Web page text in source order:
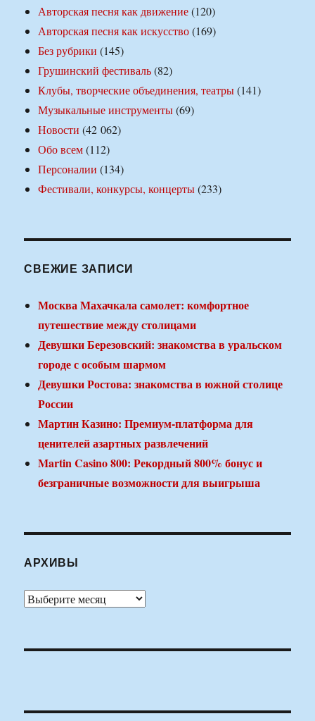
Авторская песня как движение(120)
Авторская песня как искусство(169)
Без рубрики (145)
Грушинский фестиваль(82)
Клубы, творческие объединения, театры(141)
Музыкальные инструменты(69)
Новости (42 062)
Обо всем(112)
Персоналии (134)
Фестивали, конкурсы, концерты(233)
СВЕЖИЕ ЗАПИСИ
Москва Махачкала самолет: комфортное
путешествие между столицами
Девушки Березовский: знакомства в уральском
городе с особым шармом
Девушки Ростова: знакомства в южной столице
России
Мартин Казино: Премиум-платформа для
ценителей азартных развлечений
Martin Casino 800: Рекордный 800% бонус и
безграничные возможности для выигрыша
АРХИВЫ
Архивы